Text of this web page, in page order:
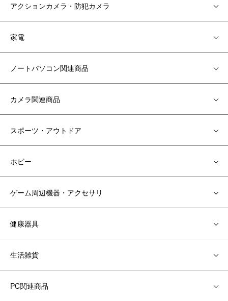
アクションカメラ・防犯カメラ
家電
ノートパソコン関連商品
カメラ関連商品
スポーツ・アウトドア
ホビー
ゲーム周辺機器・アクセサリ
健康器具
生活雑貨
PC関連商品